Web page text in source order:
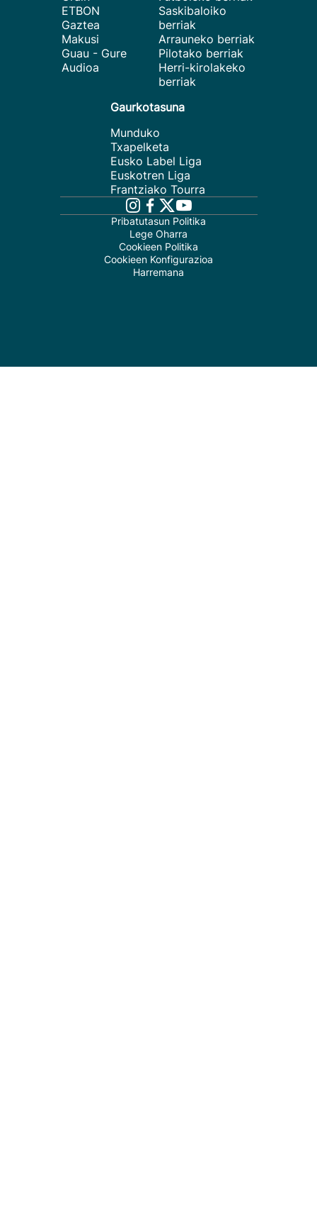
ETBON
Gaztea
Makusi
Guau - Gure
Audioa
Saskibaloiko
berriak
Arrauneko berriak
Pilotako berriak
Herri-kirolakeko
berriak
Gaurkotasuna
Munduko
Txapelketa
Eusko Label Liga
Euskotren Liga
Frantziako Tourra
Pribatutasun Politika
Lege Oharra
Cookieen Politika
Cookieen Konfigurazioa
Harremana